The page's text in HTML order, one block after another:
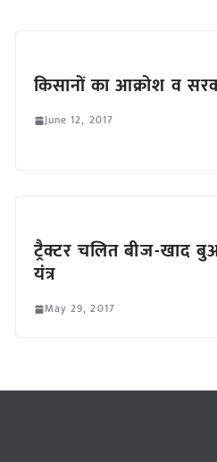
किसानों का आक्रोश व
June 12, 2017
ट्रैक्टर चलित बीज-खाद
यंत्र
May 29, 2017